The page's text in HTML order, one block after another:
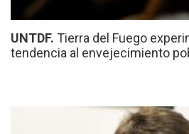
UNTDF. Tierra del Fuego
tendencia al envejecimiento